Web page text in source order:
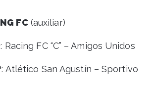
FC(auxiliar)
Racing FC “C” – Amigos Unidos
Atlético San Agustín – Sportivo